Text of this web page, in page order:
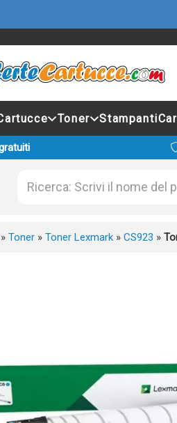
Toner Stampanti
» Toner » Toner Lexmark » CS923 »